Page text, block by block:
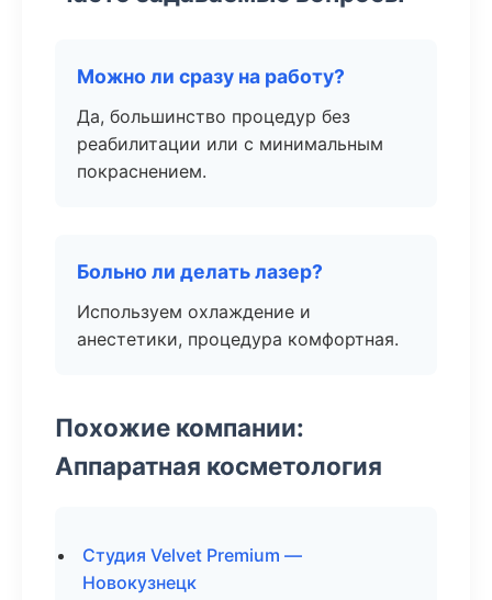
Можно ли сразу на работу?
Да, большинство процедур без
реабилитации или с минимальным
покраснением.
Больно ли делать лазер?
Используем охлаждение и
анестетики, процедура комфортная.
Похожие компании:
Аппаратная косметология
Студия Velvet Premium —
Новокузнецк